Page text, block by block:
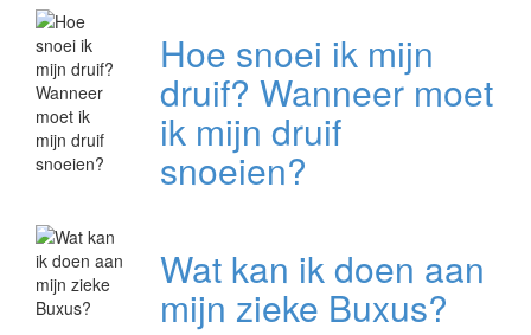
Hoe snoei ik mijn
druif? Wanneer moet
ik mijn druif
snoeien?
Wat kan ik doen aan
mijn zieke Buxus?